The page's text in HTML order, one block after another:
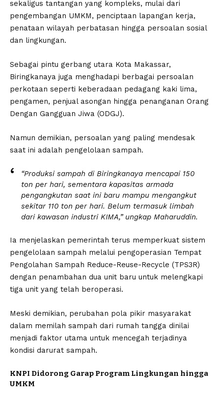
sekaligus tantangan yang kompleks, mulai dari
pengembangan UMKM, penciptaan lapangan kerja,
penataan wilayah perbatasan hingga persoalan sosial
dan lingkungan.
Sebagai pintu gerbang utara Kota Makassar,
Biringkanaya juga menghadapi berbagai persoalan
perkotaan seperti keberadaan pedagang kaki lima,
pengamen, penjual asongan hingga penanganan Orang
Dengan Gangguan Jiwa (ODGJ).
Namun demikian, persoalan yang paling mendesak
saat ini adalah pengelolaan sampah.
“Produksi sampah di Biringkanaya mencapai 150
ton per hari, sementara kapasitas armada
pengangkutan saat ini baru mampu mengangkut
sekitar 110 ton per hari. Belum termasuk limbah
dari kawasan industri KIMA,” ungkap Maharuddin.
Ia menjelaskan pemerintah terus memperkuat sistem
pengelolaan sampah melalui pengoperasian Tempat
Pengolahan Sampah Reduce-Reuse-Recycle (TPS3R)
dengan penambahan dua unit baru untuk melengkapi
tiga unit yang telah beroperasi.
Meski demikian, perubahan pola pikir masyarakat
dalam memilah sampah dari rumah tangga dinilai
menjadi faktor utama untuk mencegah terjadinya
kondisi darurat sampah.
KNPI Didorong Garap Program Lingkungan hingga
UMKM